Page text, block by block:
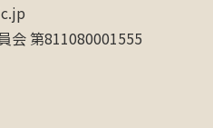
会 第811080001555